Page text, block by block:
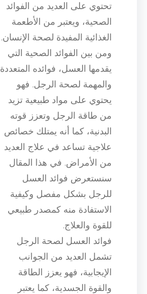
تحتوي على العديد من الفوائد
الصحية، ويعتبر من الأطعمة
الغذائية المفيدة لصحة الإنسان.
ومن بين الفوائد الصحية التي
يقدمها العسل، فوائده المتعددة
والمهمة لصحة الرجل. فهو
يحتوي على مواد طبيعية تزيد
من طاقة الرجل وتعزز قوته
البدنية، كما أنه يمتلك خصائص
علاجية تساعد في علاج العديد
من الأمراض. في هذا المقال
سنستعرض فوائد العسل
للرجل بشكل مفصل وكيفية
الاستفادة منه كمصدر طبيعي
للقوة والعلاج.
فوائد العسل لصحة الرجل
تشمل العديد من الجوانب
الإيجابية، فهو يعزز الطاقة
والقوة الجسدية، كما يعتبر